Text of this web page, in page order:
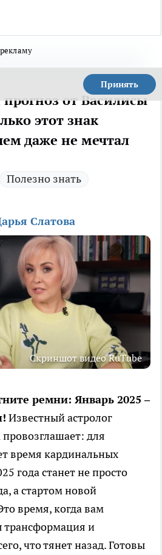
Принять
от Василисы
этот знак
даже не мечтал
Полезно знать
Слатова
Скриншот видео RuTube
ремни: Январь 2025 –
Известный астролог
для
время кардинальных
года станет не просто
а стартом новой
время, когда вам
трансформация и
что тянет назад. Готовы